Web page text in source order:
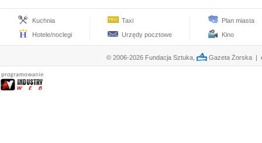
Kuchnia
Hotele/noclegi
Taxi
Urzędy pocztowe
Plan miasta
Kino
© 2006-2026 Fundacja Sztuka, Gazeta Żorska |